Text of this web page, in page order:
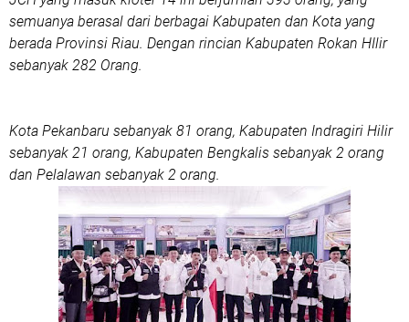
semuanya berasal dari berbagai Kabupaten dan Kota yang
berada Provinsi Riau. Dengan rincian Kabupaten Rokan HIlir
sebanyak 282 Orang.
Kota Pekanbaru sebanyak 81 orang, Kabupaten Indragiri Hilir
sebanyak 21 orang, Kabupaten Bengkalis sebanyak 2 orang
dan Pelalawan sebanyak 2 orang.